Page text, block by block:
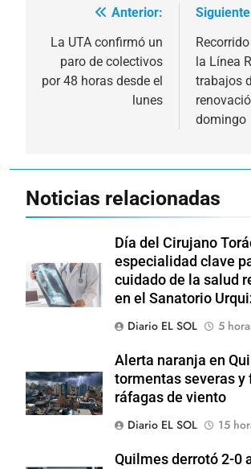
Navegación
de
entradas
Anterior:
La UTA confirmó un
paro de colectivos
por 48 horas desde el
lunes
la Línea
trabajos
domingo
Noticias relacionadas
Día del Cirujano
especialidad clave
cuidado de la salud
en el Sanatorio
Diario EL SOL
5
Alerta naranja en
tormentas severas y
ráfagas de viento
Diario EL SOL
15
Quilmes derrotó 2-0